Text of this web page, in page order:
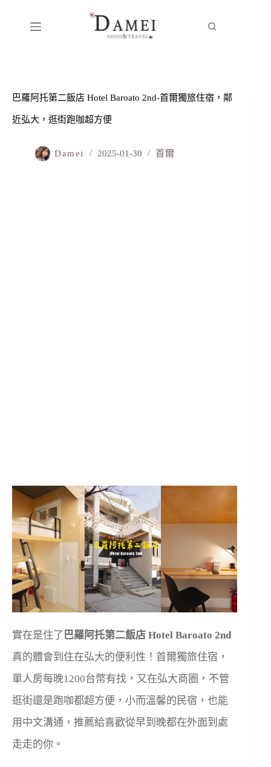
巴羅阿托第二飯店 Hotel Baroato 2nd-首爾獨旅住宿，鄰
近弘大，逛街跑咖超方便
Damei 2025-01-30 首爾
實在是住了 巴羅阿托第二飯店 Hotel Baroato 2nd
真的體會到住在弘大的便利性！首爾獨旅住宿，
單人房每晚1200台幣有找，又在弘大商圈，不管
逛街還是跑咖都超方便，小而溫馨的民宿，也能
用中文溝通，推薦給喜歡從早到晚都在外面到處
走走的你。